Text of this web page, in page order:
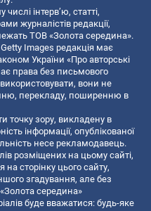
інтерв’ю, статті,
журналістів редакції,
ТОВ «Золота середина».
Getty Images редакція має
України «Про авторські
права без письмового
вони не
перекладу, поширенню в
точку зору, викладену в
інформації, опублікованої
несе рекламодавець.
розміщених на цьому сайті,
сторінку цього сайту,
згадування, але без
середина»
буде вважатися: будь-яке